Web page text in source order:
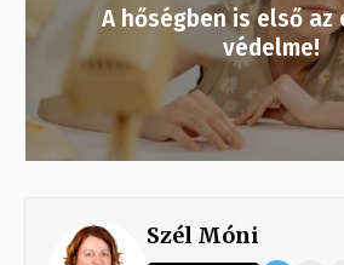
A hőségben is első az
védelme!
Szél Móni